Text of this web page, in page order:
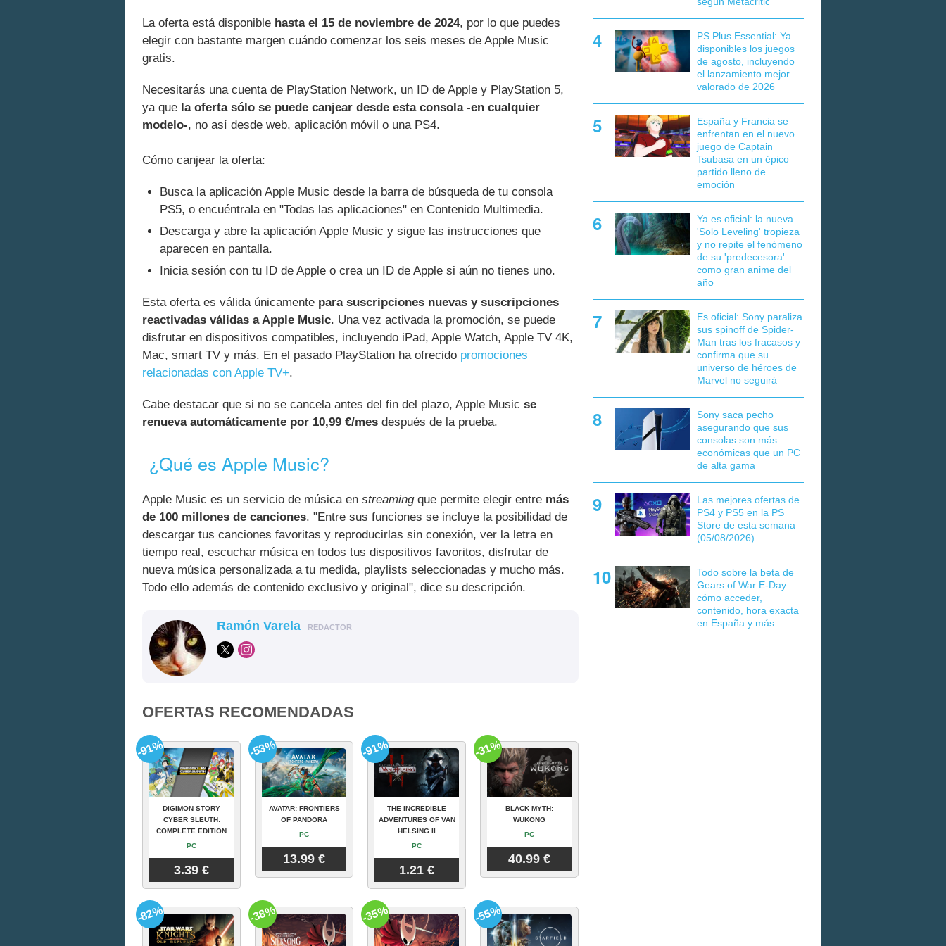
La oferta está disponible hasta el 15 de noviembre de 2024, por lo que puedes
elegir con bastante margen cuándo comenzar los seis meses de Apple Music
gratis.
Necesitarás una cuenta de PlayStation Network, un ID de Apple y PlayStation 5,
ya que la oferta sólo se puede canjear desde esta consola -en cualquier
modelo-, no así desde web, aplicación móvil o una PS4.
Cómo canjear la oferta:
Busca la aplicación Apple Music desde la barra de búsqueda de tu consola
PS5, o encuéntrala en "Todas las aplicaciones" en Contenido Multimedia.
Descarga y abre la aplicación Apple Music y sigue las instrucciones que
aparecen en pantalla.
Inicia sesión con tu ID de Apple o crea un ID de Apple si aún no tienes uno.
Esta oferta es válida únicamente para suscripciones nuevas y suscripciones
reactivadas válidas a Apple Music. Una vez activada la promoción, se puede
disfrutar en dispositivos compatibles, incluyendo iPad, Apple Watch, Apple TV 4K,
Mac, smart TV y más. En el pasado PlayStation ha ofrecido promociones
relacionadas con Apple TV+.
Cabe destacar que si no se cancela antes del fin del plazo, Apple Music se
renueva automáticamente por 10,99 €/mes después de la prueba.
¿Qué es Apple Music?
Apple Music es un servicio de música en streamingque permite elegir entre más
de 100 millones de canciones. "Entre sus funciones se incluye la posibilidad de
descargar tus canciones favoritas y reproducirlas sin conexión, ver la letra en
tiempo real, escuchar música en todos tus dispositivos favoritos, disfrutar de
nueva música personalizada a tu medida, playlists seleccionadas y mucho más.
Todo ello además de contenido exclusivo y original", dice su descripción.
Ramón Varela REDACTOR
OFERTAS RECOMENDADAS
DIGIMON STORY
CYBER SLEUTH:
COMPLETE EDITION
PC
3.39 €
-91%
AVATAR: FRONTIERS
OF PANDORA
PC
13.99 €
-53%
THE INCREDIBLE
ADVENTURES OF VAN
HELSING II
PC
1.21 €
-91%
BLACK MYTH:
WUKONG
PC
40.99 €
-31%
-82% -38% -35% -55%
PS Plus Essential: Ya
disponibles los juegos
de agosto, incluyendo
el lanzamiento mejor
valorado de 2026
España y Francia se
enfrentan en el nuevo
juego de Captain
Tsubasa en un épico
partido lleno de
emoción
Ya es oficial: la nueva
'Solo Leveling' tropieza
y no repite el fenómeno
de su 'predecesora'
como gran anime del
año
Es oficial: Sony paraliza
sus spinoff de Spider-
Man tras los fracasos y
confirma que su
universo de héroes de
Marvel no seguirá
Sony saca pecho
asegurando que sus
consolas son más
económicas que un PC
de alta gama
Las mejores ofertas de
PS4 y PS5 en la PS
Store de esta semana
(05/08/2026)
Todo sobre la beta de
Gears of War E-Day:
cómo acceder,
contenido, hora exacta
en España y más